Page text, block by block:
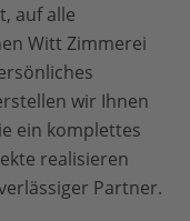
auf alle
Witt Zimmerei
wir Ihnen
ein komplettes
realisieren
Partner.